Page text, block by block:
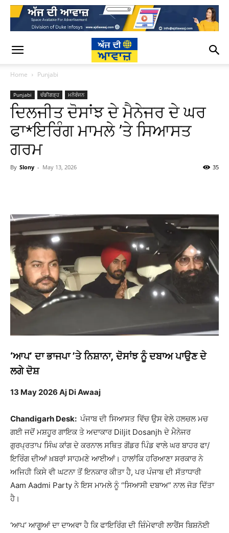
Home Punjabi
Punjabi ਚੰਡੀਗੜ੍ਹ ਮਨੋਰੰਜਨ
ਦਿਲਜੀਤ ਦੋਸਾਂਝ ਦੇ ਮੈਨੇਜਰ ਦੇ ਘਰ
ਫਾ*ਇਰਿੰਗ ਮਾਮਲੇ ’ਤੇ ਸਿਆਸਤ
ਗਰਮ
By Slony - May 13, 2026 35
‘ਆਪ’ ਦਾ ਭਾਜਪਾ ’ਤੇ ਨਿਸ਼ਾਨਾ, ਦੋਸਾਂਝ ਨੂੰ ਦਬਾਅ ਪਾਉਣ ਦੇ
ਲਗੇ ਦੋਸ਼
13 May 2026 Aj Di Awaaj
Chandigarh Desk: ਪੰਜਾਬ ਦੀ ਸਿਆਸਤ ਵਿੱਚ ਉਸ ਵੇਲੇ ਹਲਚਲ ਮਚ
ਗਈ ਜਦੋਂ ਮਸ਼ਹੂਰ ਗਾਇਕ ਤੇ ਅਦਾਕਾਰ Diljit Dosanjh ਦੇ ਮੈਨੇਜਰ
ਗੁਰਪ੍ਰਤਾਪ ਸਿੰਘ ਕਾਂਗ ਦੇ ਕਰਨਾਲ ਸਥਿਤ ਗੋਂਡਰ ਪਿੰਡ ਵਾਲੇ ਘਰ ਬਾਹਰ ਫਾ/
ਇਰਿੰਗ ਦੀਆਂ ਖ਼ਬਰਾਂ ਸਾਹਮਣੇ ਆਈਆਂ। ਹਾਲਾਂਕਿ ਹਰਿਆਣਾ ਸਰਕਾਰ ਨੇ
ਅਜਿਹੀ ਕਿਸੇ ਵੀ ਘਟਨਾ ਤੋਂ ਇਨਕਾਰ ਕੀਤਾ ਹੈ, ਪਰ ਪੰਜਾਬ ਦੀ ਸੱਤਾਧਾਰੀ
Aam Aadmi Partyਨੇ ਇਸ ਮਾਮਲੇ ਨੂੰ “ਸਿਆਸੀ ਦਬਾਅ” ਨਾਲ ਜੋੜ ਦਿੱਤਾ
ਹੈ।
‘ਆਪ’ ਆਗੂਆਂ ਦਾ ਦਾਅਵਾ ਹੈ ਕਿ ਫਾਇਰਿੰਗ ਦੀ ਜ਼ਿੰਮੇਵਾਰੀ ਲਾਰੈਂਸ ਬਿਸ਼ਨੋਈ